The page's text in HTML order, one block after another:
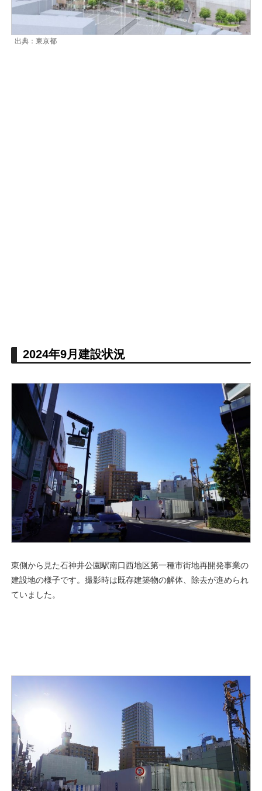
出典：東京都
2024年9月建設状況
東側から見た石神井公園駅南口西地区第一種市街地再開発事業の
建設地の様子です。撮影時は既存建築物の解体、除去が進められ
ていました。